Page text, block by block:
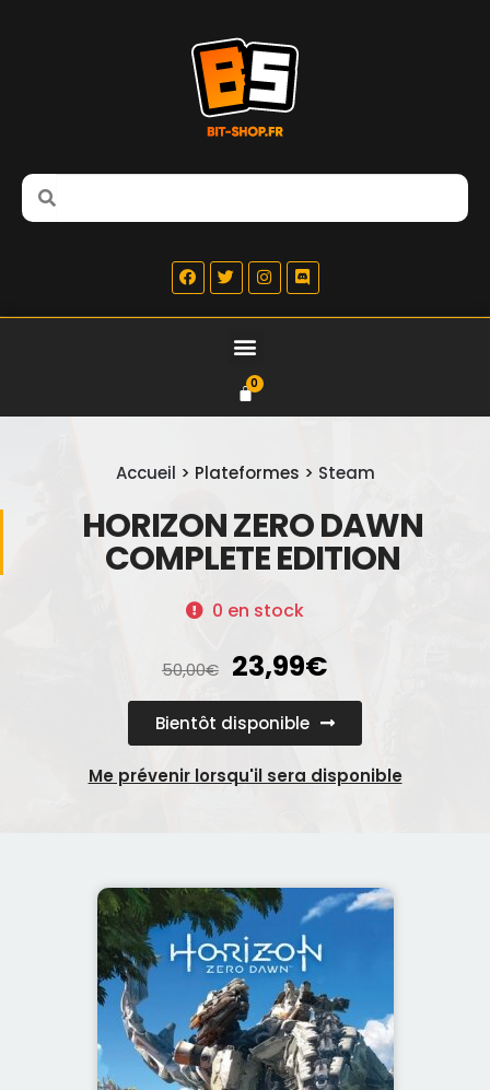
Accueil > Plateformes > Steam
HORIZON ZERO DAWN
COMPLETE EDITION
0 en stock
50,00€ 23,99€
Bientôt disponible
Me prévenir lorsqu'il sera disponible